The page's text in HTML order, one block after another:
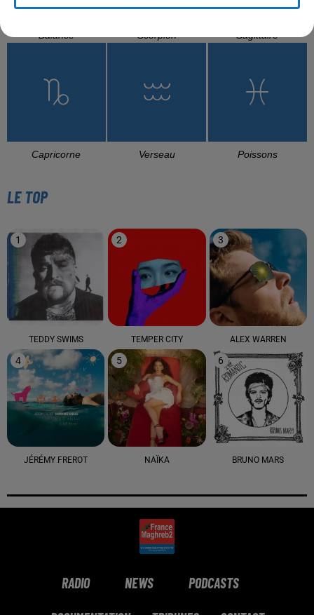
Balance Scorpion Sagittaire
Capricorne Verseau Poissons
LE TOP
1
TEDDY SWIMS
2
TEMPER CITY
3
ALEX WARREN
4
JÉRÉMY FREROT
5
NAÏKA
6
BRUNO MARS
RADIO NEWS PODCASTS